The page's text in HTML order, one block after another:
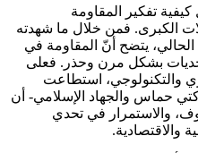
تفكير المقاومة
الكبرى. فمن خلال ما شهدته
الحالي، يتضح أنّ المقاومة في
بشكل مرن وحذر. فعلى
والتكنولوجي، استطاعت
حماس والجهاد الإسلامي- أن
والاستمرار في تحدي
والاقتصادية.